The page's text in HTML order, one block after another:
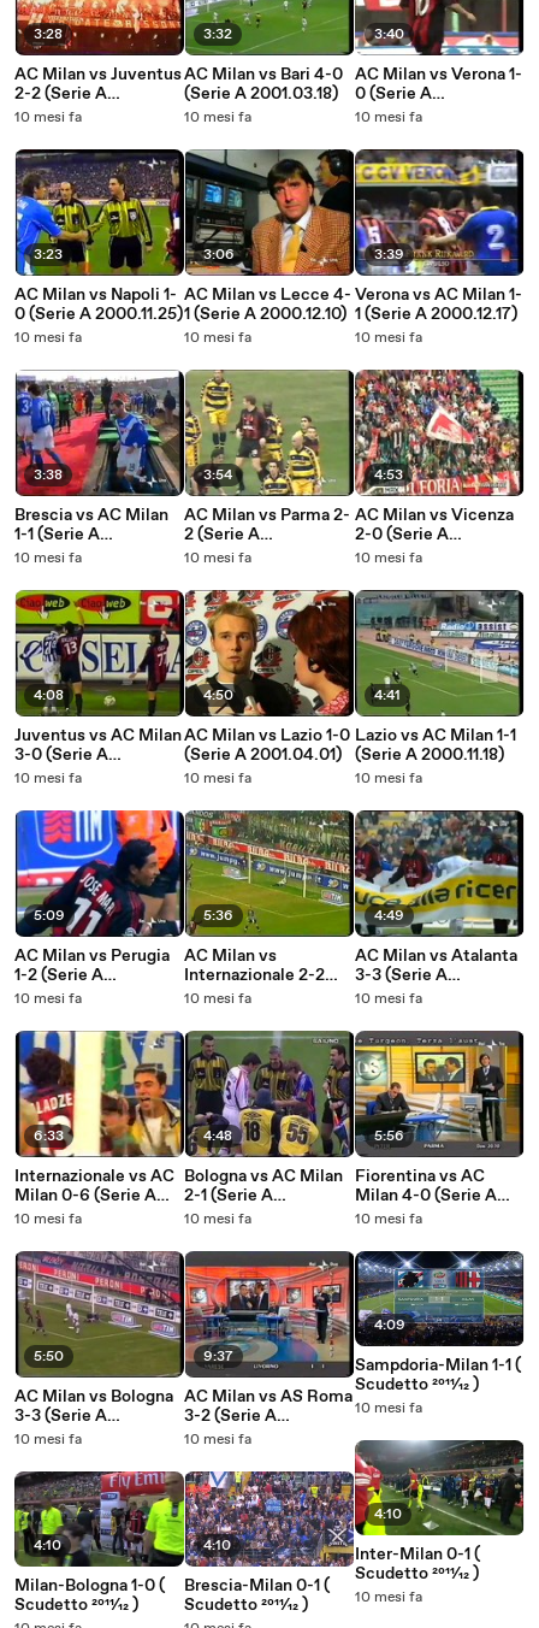
3:28
AC Milan vs Juventus
2-2 (Serie A
2000.10.21)
10 mesi fa
3:23
AC Milan vs Napoli 1-
0 (Serie A 2000.11.25)
10 mesi fa
3:38
Brescia vs AC Milan
1-1 (Serie A
2001.01.28)
10 mesi fa
4:08
Juventus vs AC Milan
3-0 (Serie A
2001.02.25)
10 mesi fa
5:09
AC Milan vs Perugia
1-2 (Serie A
2000.12.23)
10 mesi fa
6:33
Internazionale vs AC
Milan 0-6 (Serie A
2001.05.11)
10 mesi fa
5:50
AC Milan vs Bologna
3-3 (Serie A
2001.02.17)
10 mesi fa
4:10
Milan-Bologna 1-0 (
Scudetto 2011⁄12 )
3:32
AC Milan vs Bari 4-0
(Serie A 2001.03.18)
10 mesi fa
3:06
AC Milan vs Lecce 4-
1 (Serie A 2000.12.10)
10 mesi fa
3:54
AC Milan vs Parma 2-
2 (Serie A
2001.03.04)
10 mesi fa
4:50
AC Milan vs Lazio 1-0
(Serie A 2001.04.01)
10 mesi fa
5:36
AC Milan vs
Internazionale 2-2
(Serie A 2001.01.07)
10 mesi fa
4:48
Bologna vs AC Milan
2-1 (Serie A
2000.10.15)
10 mesi fa
9:37
AC Milan vs AS Roma
3-2 (Serie A
2001.01.21)
10 mesi fa
4:10
Brescia-Milan 0-1 (
Scudetto 2011⁄12 )
3:40
AC Milan vs Verona 1-
0 (Serie A
2001.04.29)
10 mesi fa
3:39
Verona vs AC Milan 1-
1 (Serie A 2000.12.17)
10 mesi fa
4:53
AC Milan vs Vicenza
2-0 (Serie A
2000.10.01)
10 mesi fa
4:41
Lazio vs AC Milan 1-1
(Serie A 2000.11.18)
10 mesi fa
4:49
AC Milan vs Atalanta
3-3 (Serie A
2000.11.05)
10 mesi fa
5:56
Fiorentina vs AC
Milan 4-0 (Serie A
2001.01.13)
10 mesi fa
4:09
Sampdoria-Milan 1-1 (
Scudetto 2011⁄12 )
10 mesi fa
4:10
Inter-Milan 0-1 (
Scudetto 2011⁄12 )
10 mesi fa